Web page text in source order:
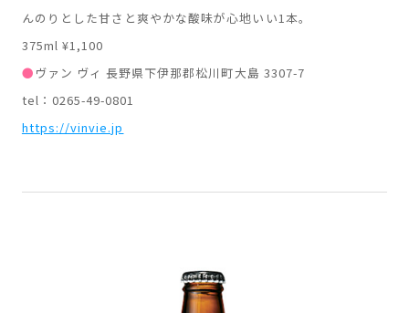
んのりとした甘さと爽やかな酸味が心地いい1本。
375ml ¥1,100
● ヴァン ヴィ 長野県下伊那郡松川町大島 3307-7
tel：0265-49-0801
https://vinvie.jp